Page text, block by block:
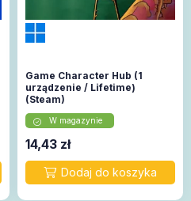
Game Character Hub (1
urządzenie / Lifetime)
(Steam)
W magazynie
14,43 zł